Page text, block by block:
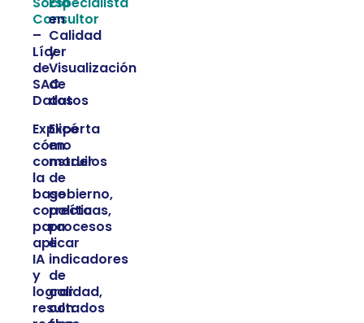
Consultor
–
Líder
de
SAC
Datos
Explicó
cómo
construir
la
base
correcta
para
aplicar
IA
y
lograr
resultados
en
Calidad
y
Visualización
de
datos
Experta
en
modelos
de
gobierno,
políticas,
procesos
e
indicadores
de
calidad,
con